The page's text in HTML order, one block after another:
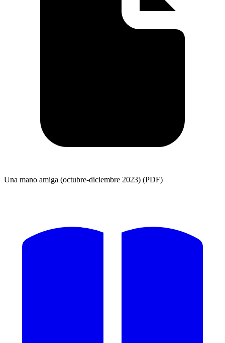
Una mano amiga (octubre-diciembre 2023) (PDF)